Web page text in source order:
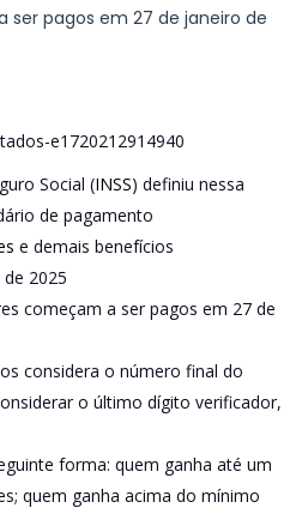
pagos em 27 de janeiro de
Social (INSS) definiu nessa
de pagamento
e demais benefícios
2025
começam a ser pagos em 27 de
considera o número final do
o último dígito verificador,
forma: quem ganha até um
quem ganha acima do mínimo